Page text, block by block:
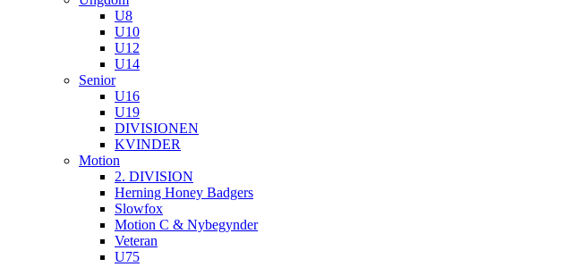
U8
U10
U12
U14
Senior
U16
U19
DIVISIONEN
KVINDER
Motion
2. DIVISION
Herning Honey Badgers
Slowfox
Motion C & Nybegynder
Veteran
U75